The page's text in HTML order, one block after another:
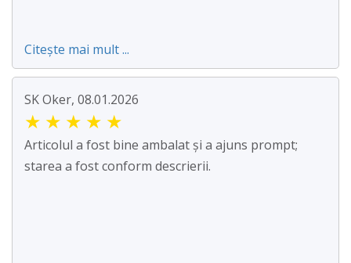
Citește mai mult ...
SK Oker, 08.01.2026
★ ★ ★ ★ ★
Articolul a fost bine ambalat și a ajuns prompt;
starea a fost conform descrierii.